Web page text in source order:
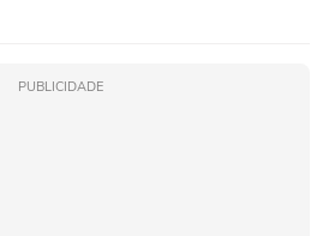
PUBLICIDADE